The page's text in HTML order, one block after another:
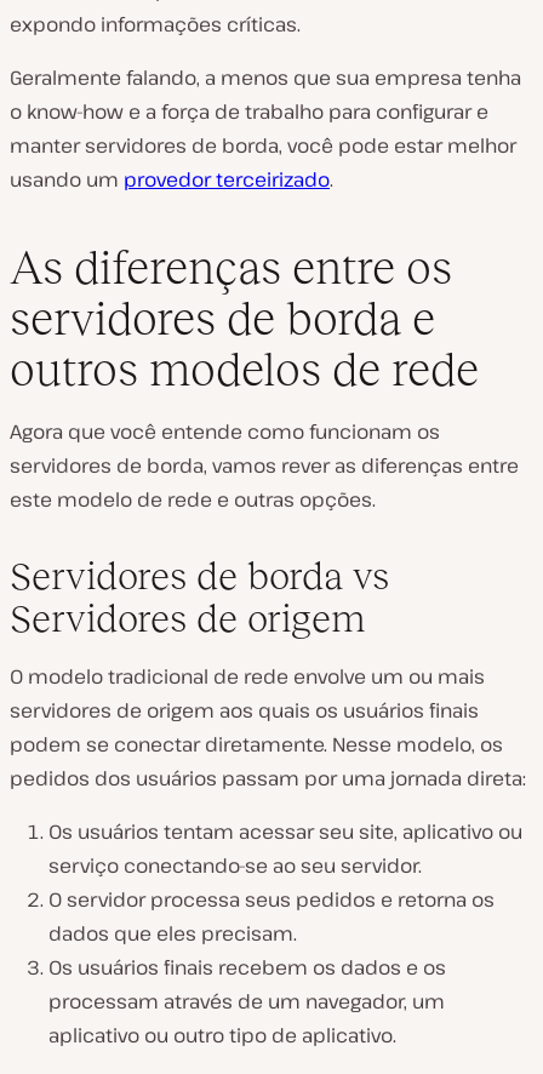
expondo informações críticas.
Geralmente falando, a menos que sua empresa tenha
o know-how e a força de trabalho para configurar e
manter servidores de borda, você pode estar melhor
usando um provedor terceirizado.
As diferenças entre os
servidores de borda e
outros modelos de rede
Agora que você entende como funcionam os
servidores de borda, vamos rever as diferenças entre
este modelo de rede e outras opções.
Servidores de borda vs
Servidores de origem
O modelo tradicional de rede envolve um ou mais
servidores de origem aos quais os usuários finais
podem se conectar diretamente. Nesse modelo, os
pedidos dos usuários passam por uma jornada direta:
Os usuários tentam acessar seu site, aplicativo ou
serviço conectando-se ao seu servidor.
O servidor processa seus pedidos e retorna os
dados que eles precisam.
Os usuários finais recebem os dados e os
processam através de um navegador, um
aplicativo ou outro tipo de aplicativo.